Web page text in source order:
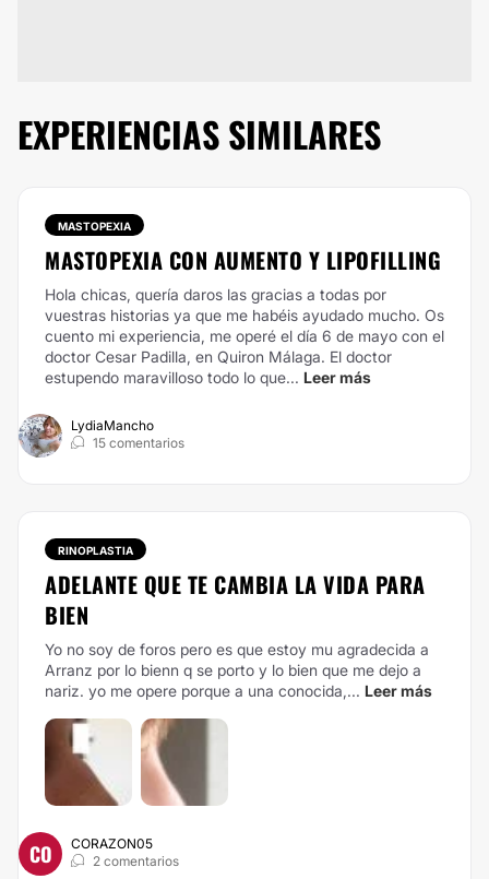
EXPERIENCIAS SIMILARES
MASTOPEXIA
MASTOPEXIA CON AUMENTO Y LIPOFILLING
Hola chicas, quería daros las gracias a todas por
vuestras historias ya que me habéis ayudado mucho. Os
cuento mi experiencia, me operé el día 6 de mayo con el
doctor Cesar Padilla, en Quiron Málaga. El doctor
estupendo maravilloso todo lo que... Leer más
LydiaMancho
15 comentarios
RINOPLASTIA
ADELANTE QUE TE CAMBIA LA VIDA PARA
BIEN
Yo no soy de foros pero es que estoy mu agradecida a
Arranz por lo bienn q se porto y lo bien que me dejo a
nariz. yo me opere porque a una conocida,... Leer más
CO
CORAZON05
2 comentarios